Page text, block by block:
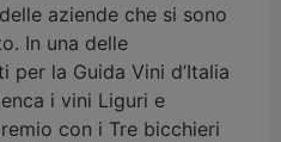
aziende che si sono
In una delle
la Guida Vini d’Italia
i vini Liguri e
con i Tre bicchieri